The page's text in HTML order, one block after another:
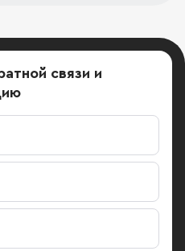
связи и